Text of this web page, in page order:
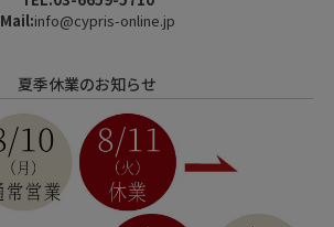
Mail:info@cypris-online.jp
夏季休業のお知らせ